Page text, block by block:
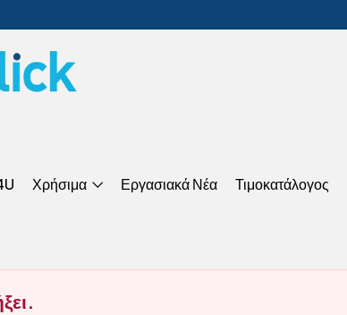
Χρήσιμα Εργασιακά Νέα Τιμοκατάλογος